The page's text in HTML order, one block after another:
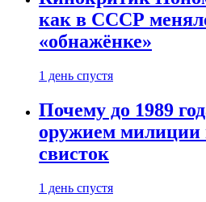
как в СССР
«обнажёнке»
1 день спустя
Почему до 1989
оружием
свисток
1 день спустя